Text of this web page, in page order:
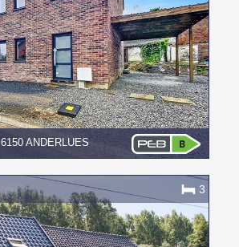
6150 ANDERLUES
3